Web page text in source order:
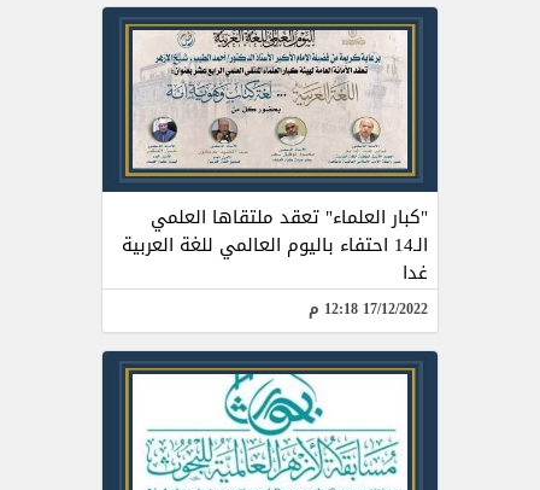
"كبار العلماء" تعقد ملتقاها العلمي
الـ14 احتفاء باليوم العالمي للغة العربية
غدا
17/12/2022 12:18 م